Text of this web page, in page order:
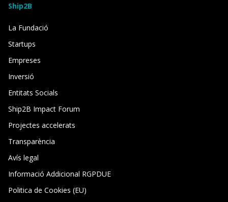
Ship2B
La Fundació
Startups
Empreses
Inversió
Entitats Socials
Ship2B Impact Forum
Projectes accelerats
Transparència
Avís legal
Informació Addicional RGPDUE
Politica de Cookies (EU)